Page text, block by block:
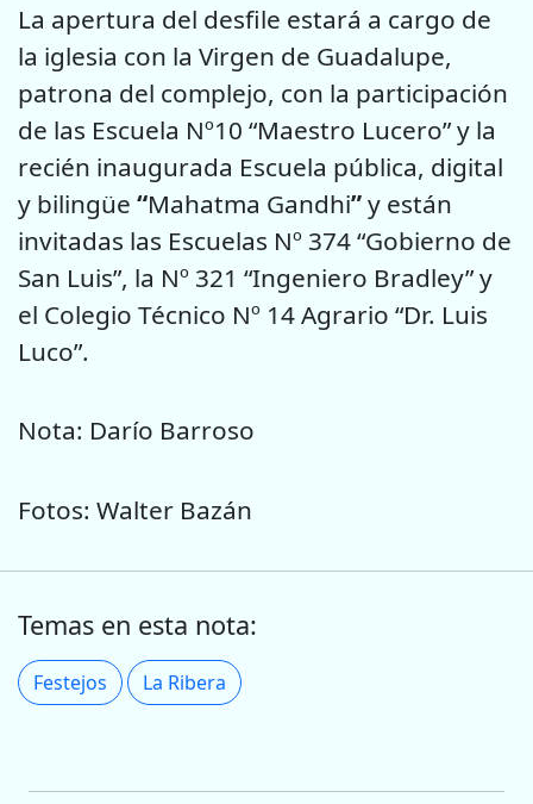
La apertura del desfile estará a cargo de
la iglesia con la Virgen de Guadalupe,
patrona del complejo, con la participación
de las Escuela Nº10 “Maestro Lucero” y la
recién inaugurada Escuela pública, digital
y bilingüe “Mahatma Gandhi”y están
invitadas las Escuelas Nº 374 “Gobierno de
San Luis”, la Nº 321 “Ingeniero Bradley” y
el Colegio Técnico Nº 14 Agrario “Dr. Luis
Luco”.
Nota: Darío Barroso
Fotos: Walter Bazán
Temas en esta nota:
Festejos La Ribera